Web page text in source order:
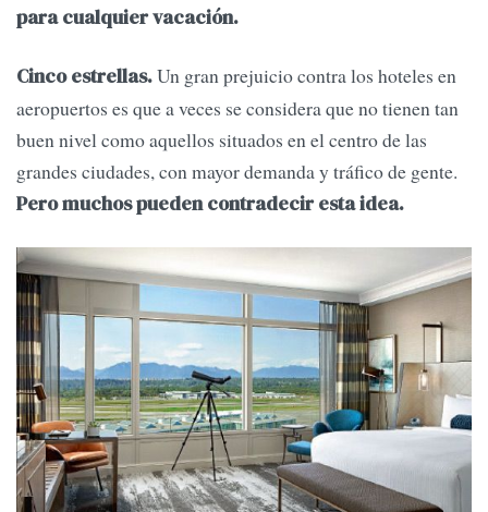
para cualquier vacación.
Cinco estrellas.Un gran prejuicio contra los hoteles en
aeropuertos es que a veces se considera que no tienen tan
buen nivel como aquellos situados en el centro de las
grandes ciudades, con mayor demanda y tráfico de gente.
Pero muchos pueden contradecir esta idea.